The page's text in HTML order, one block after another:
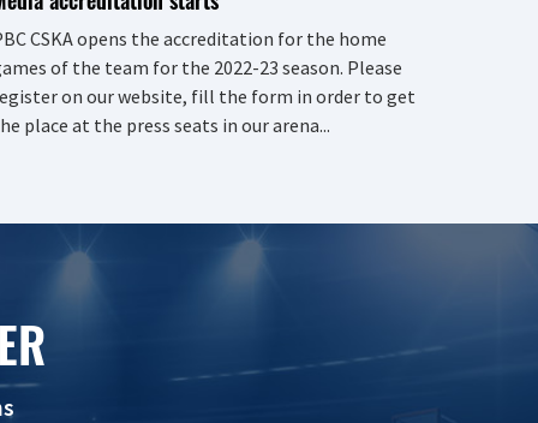
CSKA opens the accreditation for the home
of the team for the 2022-23 season. Please
on our website, fill the form in order to get
place at the press seats in our arena...